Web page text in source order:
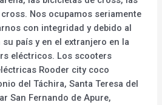
Nos ocupamos seriamente
con integridad y debido al
país y en el extranjero en la
eléctricos. Los scooters
Rooder city coco
del Táchira, Santa Teresa del
San Fernando de Apure,